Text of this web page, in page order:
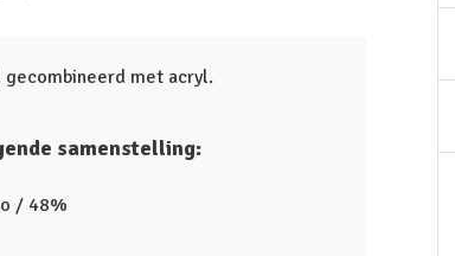
met acryl.
samenstelling:
/ 48%